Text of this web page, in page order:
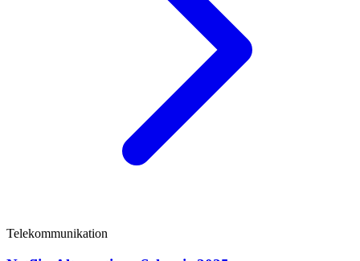
Telekommunikation